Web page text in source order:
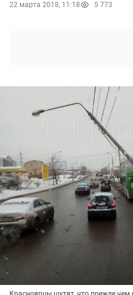
22 марта 2018, 11:18 5 773